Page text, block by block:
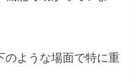
のような場面で特に重